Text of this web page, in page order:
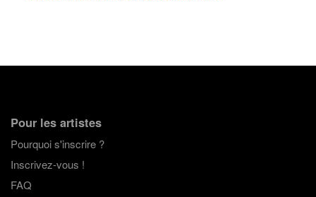
Pour les artistes
Pourquoi s'inscrire ?
Inscrivez-vous !
FAQ